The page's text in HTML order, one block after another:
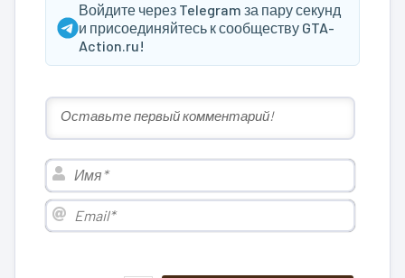
Войдите через Telegram за пару секунд
и присоединяйтесь к сообществу GTA-
Action.ru!
Имя*
Email*